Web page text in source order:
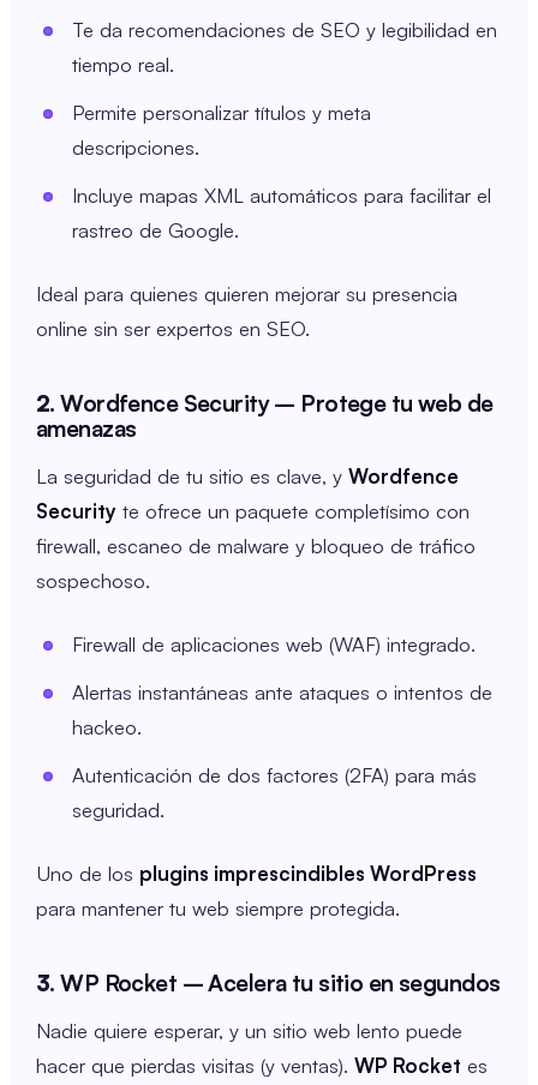
Te da recomendaciones de SEO y legibilidad en
tiempo real.
Permite personalizar títulos y meta
descripciones.
Incluye mapas XML automáticos para facilitar el
rastreo de Google.
Ideal para quienes quieren mejorar su presencia
online sin ser expertos en SEO.
2.Wordfence Security – Protege tu web de
amenazas
La seguridad de tu sitio es clave, y Wordfence
Security te ofrece un paquete completísimo con
firewall, escaneo de malware y bloqueo de tráfico
sospechoso.
Firewall de aplicaciones web (WAF) integrado.
Alertas instantáneas ante ataques o intentos de
hackeo.
Autenticación de dos factores (2FA) para más
seguridad.
Uno de los plugins imprescindibles WordPress
para mantener tu web siempre protegida.
3.WP Rocket – Acelera tu sitio en segundos
Nadie quiere esperar, y un sitio web lento puede
hacer que pierdas visitas (y ventas). WP Rocket es